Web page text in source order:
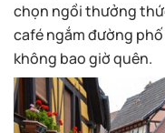
chọn ngồi thưởng
café ngắm đường
không bao giờ quên.